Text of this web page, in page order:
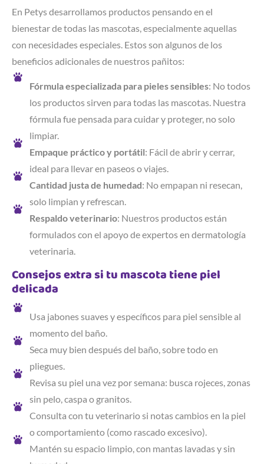
En Petys desarrollamos productos pensando en el
bienestar de todas las mascotas, especialmente aquellas
con necesidades especiales. Estos son algunos de los
beneficios adicionales de nuestros pañitos:
Fórmula especializada para pieles sensibles: No todos
los productos sirven para todas las mascotas. Nuestra
fórmula fue pensada para cuidar y proteger, no solo
limpiar.
Empaque práctico y portátil: Fácil de abrir y cerrar,
ideal para llevar en paseos o viajes.
Cantidad justa de humedad: No empapan ni resecan,
solo limpian y refrescan.
Respaldo veterinario: Nuestros productos están
formulados con el apoyo de expertos en dermatología
veterinaria.
Consejos extra si tu mascota tiene piel
delicada
Usa jabones suaves y específicos para piel sensible al
momento del baño.
Seca muy bien después del baño, sobre todo en
pliegues.
Revisa su piel una vez por semana: busca rojeces, zonas
sin pelo, caspa o granitos.
Consulta con tu veterinario si notas cambios en la piel
o comportamiento (como rascado excesivo).
Mantén su espacio limpio, con mantas lavadas y sin